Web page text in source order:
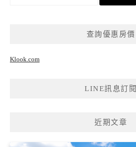
查詢優惠房價
Klook.com
LINE訊息訂閱
近期文章